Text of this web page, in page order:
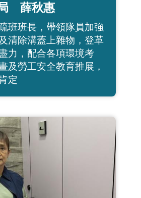
薛秋惠
班班長，帶領隊員加強
清除溝蓋上雜物，登革
力，配合各項環境考
及勞工安全教育推展，
定